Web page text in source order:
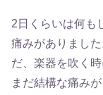
2日くらいは何も
痛みがありまし
だ、楽器を吹く
まだ結構な痛み